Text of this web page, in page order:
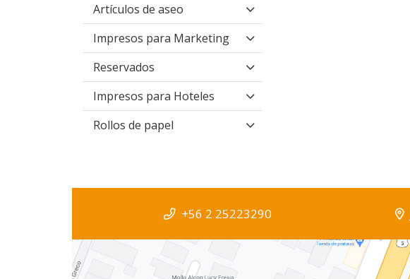
Artículos de aseo
Impresos para Marketing
Reservados
Impresos para Hoteles
Rollos de papel
+56 2 25223290